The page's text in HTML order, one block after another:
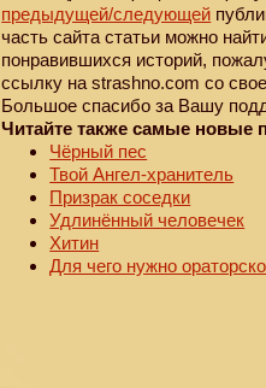
предыдущей/следующей
часть сайта статьи можно
понравившихся историй,
ссылку на strashno.com со
Большое спасибо за Вашу
Читайте также самые новые
Чёрный пес
Твой Ангел-хранитель
Призрак соседки
Удлинённый человечек
Хитин
Для чего нужно